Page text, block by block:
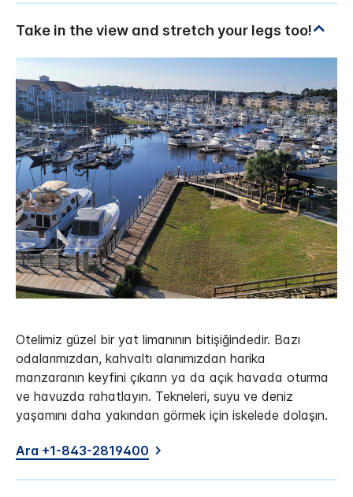
Otelimiz güzel bir yat limanının bitişiğindedir. Bazı
odalarımızdan, kahvaltı alanımızdan harika
manzaranın keyfini çıkarın ya da açık havada oturma
ve havuzda rahatlayın. Tekneleri, suyu ve deniz
yaşamını daha yakından görmek için iskelede dolaşın.
Ara +1-843-2819400